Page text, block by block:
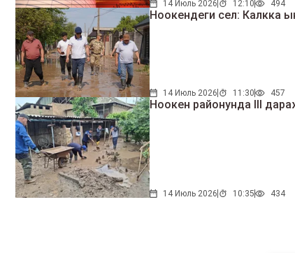
14 Июль 2026 12:10 494
Ноокендеги сел: Калкка
14 Июль 2026 11:30 457
Ноокен районунда III
14 Июль 2026 10:35 434